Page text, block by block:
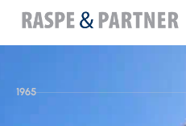
1965